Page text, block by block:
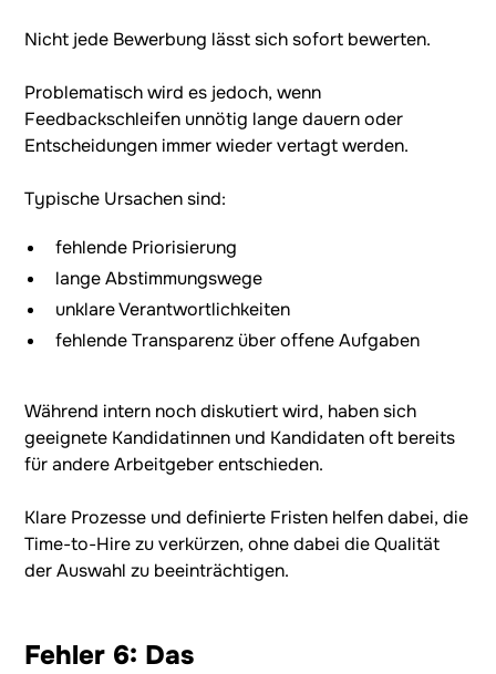
Nicht jede Bewerbung lässt sich sofort bewerten.
Problematisch wird es jedoch, wenn
Feedbackschleifen unnötig lange dauern oder
Entscheidungen immer wieder vertagt werden.
Typische Ursachen sind:
fehlende Priorisierung
lange Abstimmungswege
unklare Verantwortlichkeiten
fehlende Transparenz über offene Aufgaben
Während intern noch diskutiert wird, haben sich
geeignete Kandidatinnen und Kandidaten oft bereits
für andere Arbeitgeber entschieden.
Klare Prozesse und definierte Fristen helfen dabei, die
Time-to-Hire zu verkürzen, ohne dabei die Qualität
der Auswahl zu beeinträchtigen.
Fehler 6: Das